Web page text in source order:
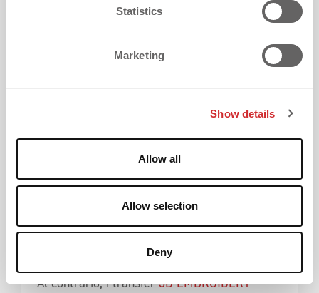
Statistics
Marketing
Show details
Allow all
Allow selection
Deny
dettagli fini sono al centro.
I transfer 3D EMBROIDERY
Al contrario, i transfer3D EMBROIDERY